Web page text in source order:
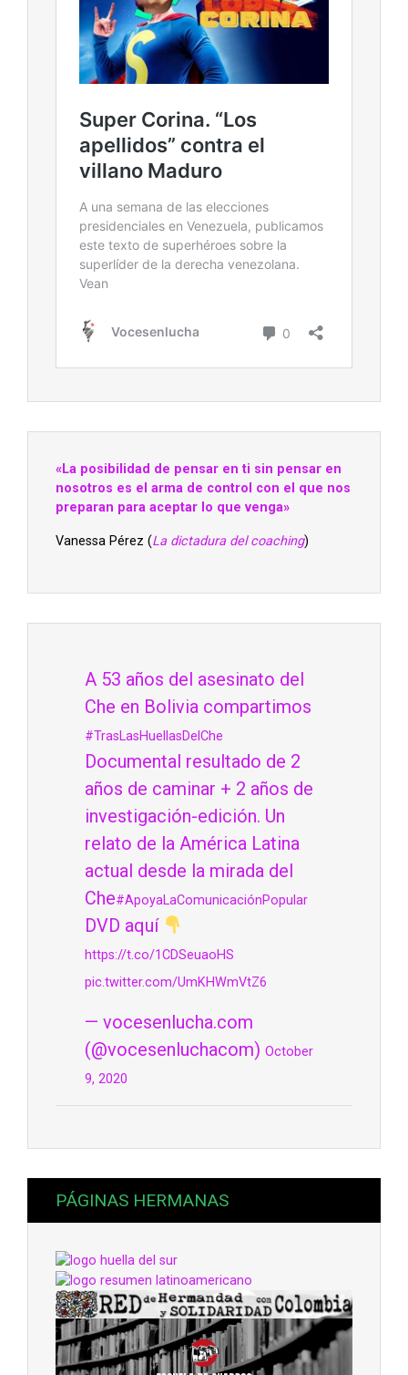
«La posibilidad de pensar en ti sin pensar en
nosotros es el arma de control con el que nos
preparan para aceptar lo que venga»
Vanessa Pérez (La dictadura del coaching)
A 53 años del asesinato del
Che en Bolivia compartimos
#TrasLasHuellasDelChe
Documental resultado de 2
años de caminar + 2 años de
investigación-edición. Un
relato de la América Latina
actual desde la mirada del
Che#ApoyaLaComunicaciónPopular
DVD aquí
https://t.co/1CDSeuaoHS
pic.twitter.com/UmKHWmVtZ6
— vocesenlucha.com
(@vocesenluchacom) October
9, 2020
PÁGINAS HERMANAS